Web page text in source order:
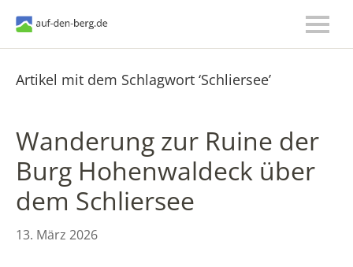
Artikel mit dem Schlagwort ‘Schliersee’
Wanderung zur Ruine der
Burg Hohenwaldeck über
dem Schliersee
13. März 2026